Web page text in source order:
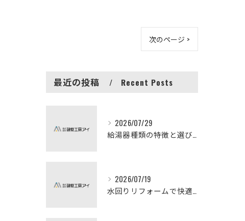
次のページ >
最近の投稿 Recent Posts
2026/07/29
給湯器種類の特徴と選び方ガイド
2026/07/19
水回りリフォームで快適な暮らしを実現する方法